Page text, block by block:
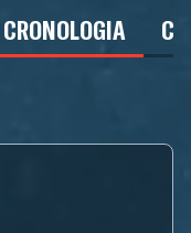
CRONOLOGIA